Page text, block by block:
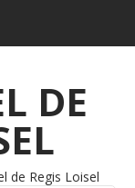
DE
de Regis Loisel